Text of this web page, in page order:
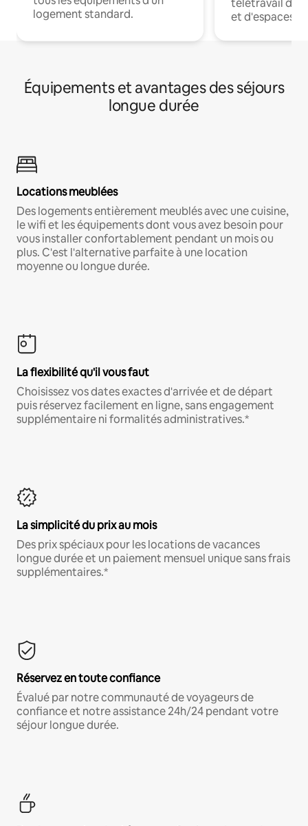
logement standard.
télétravail
et d'espaces
Équipements et avantages des séjours
longue durée
Locations meublées
Des logements entièrement meublés avec une cuisine,
le wifi et les équipements dont vous avez besoin pour
vous installer confortablement pendant un mois ou
plus. C'est l'alternative parfaite à une location
moyenne ou longue durée.
La flexibilité qu'il vous faut
Choisissez vos dates exactes d'arrivée et de départ
puis réservez facilement en ligne, sans engagement
supplémentaire ni formalités administratives.*
La simplicité du prix au mois
Des prix spéciaux pour les locations de vacances
longue durée et un paiement mensuel unique sans frais
supplémentaires.*
Réservez en toute confiance
Évalué par notre communauté de voyageurs de
confiance et notre assistance 24h/24 pendant votre
séjour longue durée.